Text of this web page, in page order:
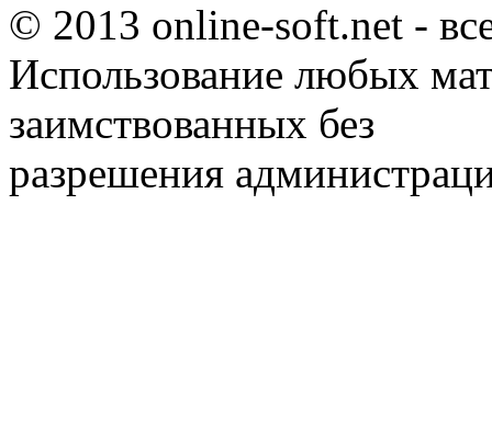
© 2013 online-soft.net -
Использование любых
заимствованных без
разрешения